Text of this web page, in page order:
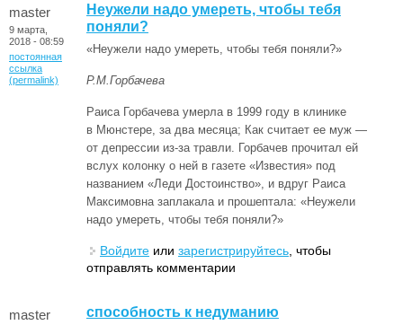
master
9 марта,
2018 - 08:59
постоянная
ссылка
(permalink)
Неужели надо умереть, чтобы тебя
поняли?
«Неужели надо умереть, чтобы тебя поняли?»
Р.М.Горбачева
Раиса Горбачева умерла в 1999 году в клинике
в Мюнстере, за два месяца; Как считает ее муж —
от депрессии из-за травли. Горбачев прочитал ей
вслух колонку о ней в газете «Известия» под
названием «Леди Достоинство», и вдруг Раиса
Максимовна заплакала и прошептала: «Неужели
надо умереть, чтобы тебя поняли?»
Войдите или зарегистрируйтесь , чтобы
отправлять комментарии
master способность к недуманию